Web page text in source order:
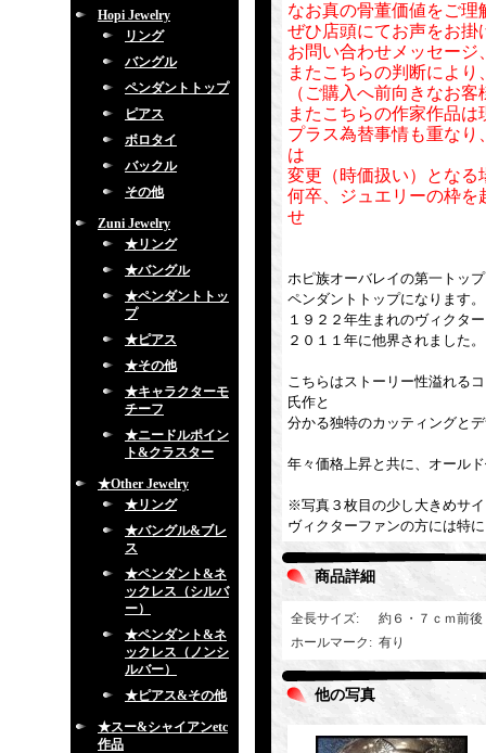
Hopi Jewelry
リング
バングル
ペンダントトップ
ピアス
ボロタイ
バックル
その他
Zuni Jewelry
★リング
★バングル
★ペンダントトッ
プ
★ピアス
★その他
★キャラクターモ
チーフ
★ニードルポイン
ト&クラスター
★Other Jewelry
★リング
★バングル&ブレ
ス
★ペンダント&ネ
ックレス（シルバ
ー）
★ペンダント&ネ
ックレス（ノンシ
ルバー）
★ピアス&その他
★スー&シャイアンetc
作品
なお真の骨董価値をご
ぜひ店頭にてお声をお掛
お問い合わせメッセー
またこちらの判断によ
（ご購入へ前向きなお
またこちらの作家作品
プラス為替事情も重な
は
変更（時価扱い）となる
何卒、ジュエリーの枠を
せ
ホピ族オーバレイの第一トッ
ペンダントトップになります。
１９２２年生まれのヴィクタ
２０１１年に他界されました。
こちらはストーリー性溢れる
氏作と
分かる独特のカッティングと
年々価格上昇と共に、オール
※写真３枚目の少し大きめサ
ヴィクターファンの方には特
商品詳細
全長サイズ:
約６・７ｃｍ前後
ホールマーク : 有り
他の写真